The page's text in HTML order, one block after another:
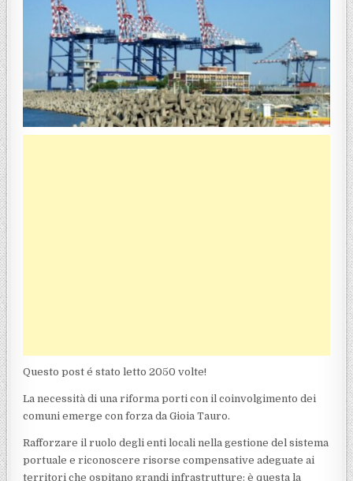
Questo post é stato letto 2050 volte!
La necessità di una riforma porti con il coinvolgimento dei
comuni emerge con forza da Gioia Tauro.
Rafforzare il ruolo degli enti locali nella gestione del sistema
portuale e riconoscere risorse compensative adeguate ai
territori che ospitano grandi infrastrutture: è questa la